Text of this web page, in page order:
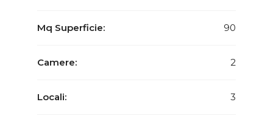
Mq Superficie: 90
Camere: 2
Locali: 3